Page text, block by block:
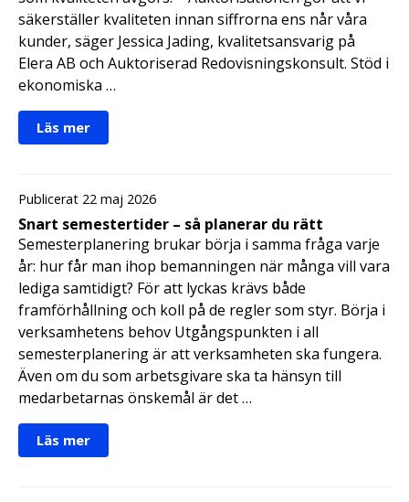
säkerställer kvaliteten innan siffrorna ens når våra
kunder, säger Jessica Jading, kvalitetsansvarig på
Elera AB och Auktoriserad Redovisningskonsult. Stöd i
ekonomiska …
Läs mer
Publicerat 22 maj 2026
Snart semestertider – så planerar du rätt
Semesterplanering brukar börja i samma fråga varje
år: hur får man ihop bemanningen när många vill vara
lediga samtidigt? För att lyckas krävs både
framförhållning och koll på de regler som styr. Börja i
verksamhetens behov Utgångspunkten i all
semesterplanering är att verksamheten ska fungera.
Även om du som arbetsgivare ska ta hänsyn till
medarbetarnas önskemål är det …
Läs mer